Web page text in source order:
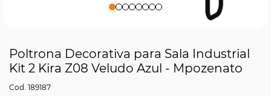
Poltrona Decorativa para Sala Industrial
Kit 2 Kira Z08 Veludo Azul - Mpozenato
189187